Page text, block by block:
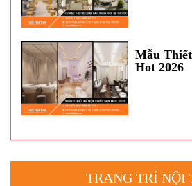
Mẫu
Hot 2026
TRANG TRÍ NỘI